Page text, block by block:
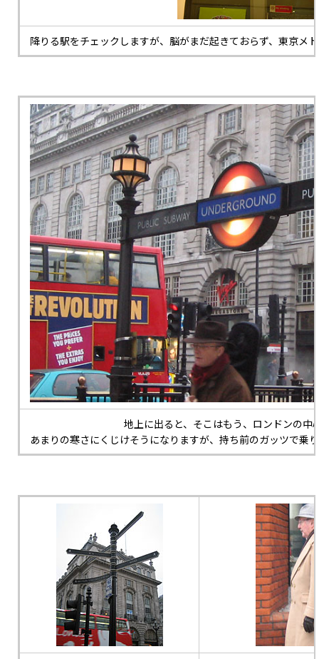
降りる駅をチェックしますが、脳がまだ起きておらず、東京メ
地上に出ると、そこはもう、ロンドンの中
あまりの寒さにくじけそうになりますが、持ち前のガッツで乗